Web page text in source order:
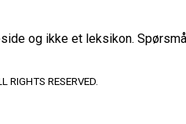
og ikke et leksikon.
RIGHTS RESERVED.